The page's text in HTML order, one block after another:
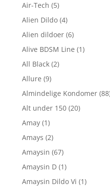
Air-Tech (5)
Alien Dildo (4)
Alien dildoer (6)
Alive BDSM Line (1)
All Black (2)
Allure (9)
Almindelige Kondomer
Alt under 150 (20)
Amay (1)
Amays (2)
Amaysin (67)
Amaysin D (1)
Amaysin Dildo Vi (1)